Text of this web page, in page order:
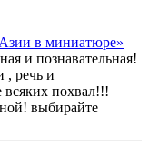
в миниатюре»
и познавательная!
, речь и
всяких похвал!!!
выбирайте